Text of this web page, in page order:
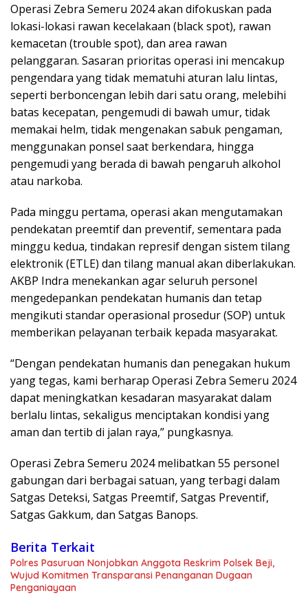
Operasi Zebra Semeru 2024 akan difokuskan pada
lokasi-lokasi rawan kecelakaan (black spot), rawan
kemacetan (trouble spot), dan area rawan
pelanggaran. Sasaran prioritas operasi ini mencakup
pengendara yang tidak mematuhi aturan lalu lintas,
seperti berboncengan lebih dari satu orang, melebihi
batas kecepatan, pengemudi di bawah umur, tidak
memakai helm, tidak mengenakan sabuk pengaman,
menggunakan ponsel saat berkendara, hingga
pengemudi yang berada di bawah pengaruh alkohol
atau narkoba.
Pada minggu pertama, operasi akan mengutamakan
pendekatan preemtif dan preventif, sementara pada
minggu kedua, tindakan represif dengan sistem tilang
elektronik (ETLE) dan tilang manual akan diberlakukan.
AKBP Indra menekankan agar seluruh personel
mengedepankan pendekatan humanis dan tetap
mengikuti standar operasional prosedur (SOP) untuk
memberikan pelayanan terbaik kepada masyarakat.
“Dengan pendekatan humanis dan penegakan hukum
yang tegas, kami berharap Operasi Zebra Semeru 2024
dapat meningkatkan kesadaran masyarakat dalam
berlalu lintas, sekaligus menciptakan kondisi yang
aman dan tertib di jalan raya,” pungkasnya.
Operasi Zebra Semeru 2024 melibatkan 55 personel
gabungan dari berbagai satuan, yang terbagi dalam
Satgas Deteksi, Satgas Preemtif, Satgas Preventif,
Satgas Gakkum, dan Satgas Banops.
Berita Terkait
Polres Pasuruan Nonjobkan Anggota Reskrim Polsek Beji,
Wujud Komitmen Transparansi Penanganan Dugaan
Penganiayaan